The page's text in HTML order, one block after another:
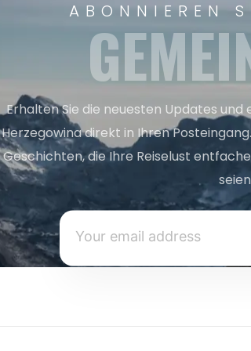
ABONNIEREN
Erhalten Sie die neuesten Updates und
Herzegowina direkt in Ihren
Geschichten, die Ihre Reiselust